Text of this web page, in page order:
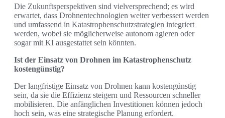
Die Zukunftsperspektiven sind vielversprechend; es wird
erwartet, dass Drohnentechnologien weiter verbessert werden
und umfassend in Katastrophenschutzstrategien integriert
werden, wobei sie möglicherweise autonom agieren oder
sogar mit KI ausgestattet sein könnten.
Ist der Einsatz von Drohnen im Katastrophenschutz
kostengünstig?
Der langfristige Einsatz von Drohnen kann kostengünstig
sein, da sie die Effizienz steigern und Ressourcen schneller
mobilisieren. Die anfänglichen Investitionen können jedoch
hoch sein, was eine strategische Planung erfordert.